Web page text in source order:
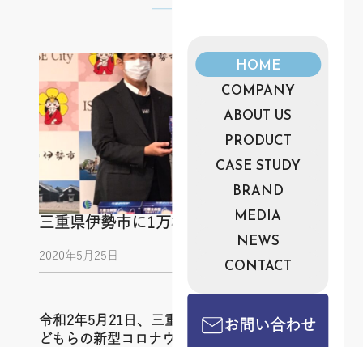
HOME
COMPANY
ABOUT US
PRODUCT
CASE STUDY
BRAND
MEDIA
NEWS
CONTACT
お問い合わせ
三重県伊勢市に1万枚のマスクを寄付
2020年5月25日
令和2年5月21日、三重県伊勢市において、子
どもらの新型コロナウイルス感染症対策に役